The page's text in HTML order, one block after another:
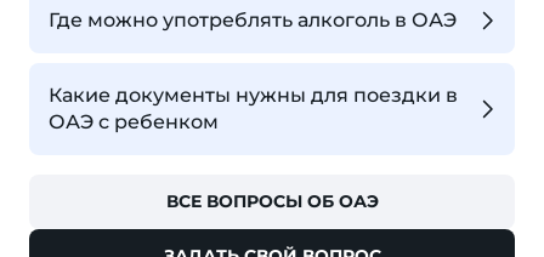
Где можно употреблять алкоголь в ОАЭ
Какие документы нужны для поездки в
ОАЭ с ребенком
ВСЕ ВОПРОСЫ ОБ ОАЭ